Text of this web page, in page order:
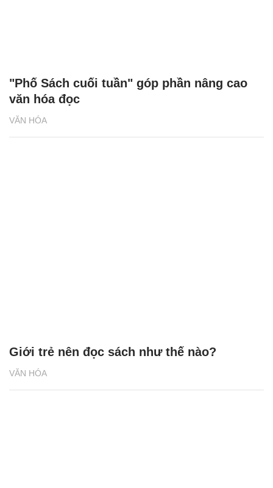
VĂN HÓA
"Phố Sách cuối tuần" góp phần nâng cao
văn hóa đọc
VĂN HÓA
Giới trẻ nên đọc sách như thế nào?